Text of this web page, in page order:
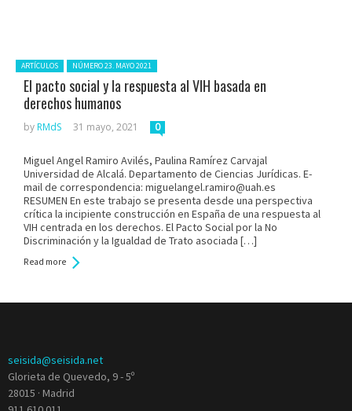
Posted in:
ARTÍCULOS NÚMERO 23. MAYO 2021
El pacto social y la respuesta al VIH basada en
derechos humanos
by RMdS 31 mayo, 2021 0
Miguel Angel Ramiro Avilés, Paulina Ramírez Carvajal
Universidad de Alcalá. Departamento de Ciencias Jurídicas. E-
mail de correspondencia: miguelangel.ramiro@uah.es
RESUMEN En este trabajo se presenta desde una perspectiva
crítica la incipiente construcción en España de una respuesta al
VIH centrada en los derechos. El Pacto Social por la No
Discriminación y la Igualdad de Trato asociada […]
Read more
seisida@seisida.net
Glorieta de Quevedo, 9 - 5º
28015 · Madrid